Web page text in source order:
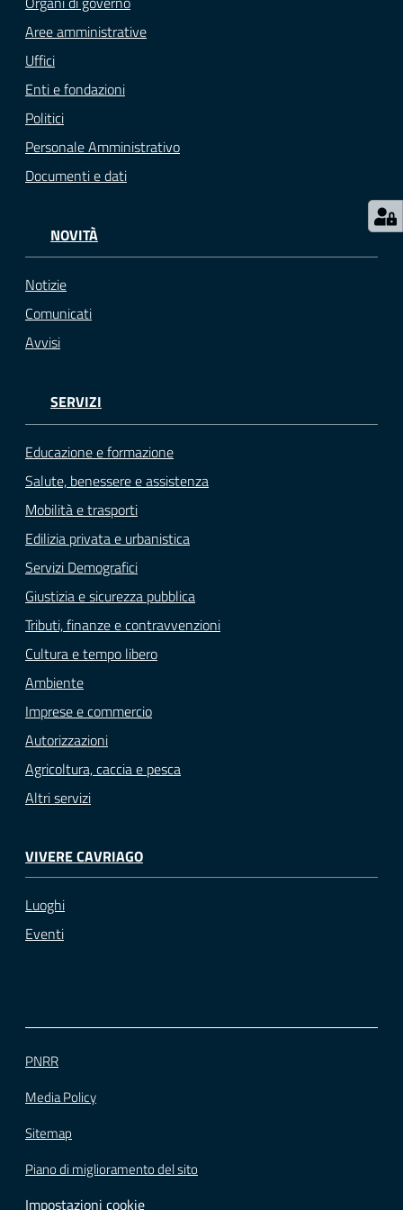
M
u
t
p
o
Seguici
Aree amministrative
Uffici
Enti e fondazioni
Politici
Personale Amministrativo
Documenti e dati
NOVITÀ
Notizie
Comunicati
Avvisi
SERVIZI
Educazione e formazione
Salute, benessere e assistenza
Mobilità e trasporti
Edilizia privata e urbanistica
Servizi Demografici
Giustizia e sicurezza pubblica
Tributi, finanze e contravvenzioni
Cultura e tempo libero
Ambiente
Imprese e commercio
Autorizzazioni
Agricoltura, caccia e pesca
Altri servizi
VIVERE CAVRIAGO
Luoghi
Eventi
PNRR
Media Policy
Sitemap
Piano di miglioramento del sito
Impostazioni cookie